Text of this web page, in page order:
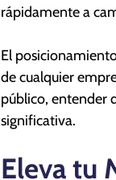
rápidamente a
El
de cualquier
público, entender
significativa.
Eleva tu